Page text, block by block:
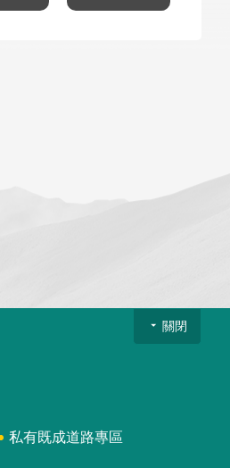
關閉
私有既成道路專區